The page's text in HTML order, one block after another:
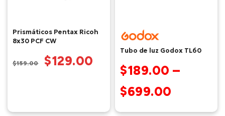
Prismáticos Pentax Ricoh
8x30 PCF CW
$159.00 $129.00
Tubo de luz Godox TL60
$189.00 –
$699.00